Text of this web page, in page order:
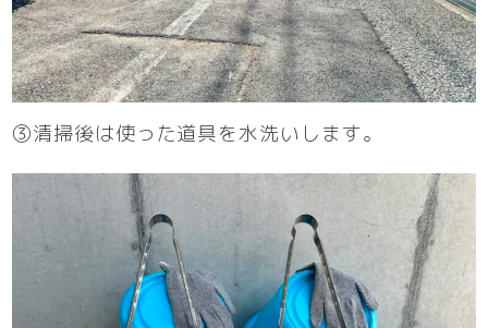
③清掃後は使った道具を水洗いします。